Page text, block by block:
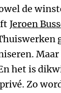
de
Jeroen
het is
Zo